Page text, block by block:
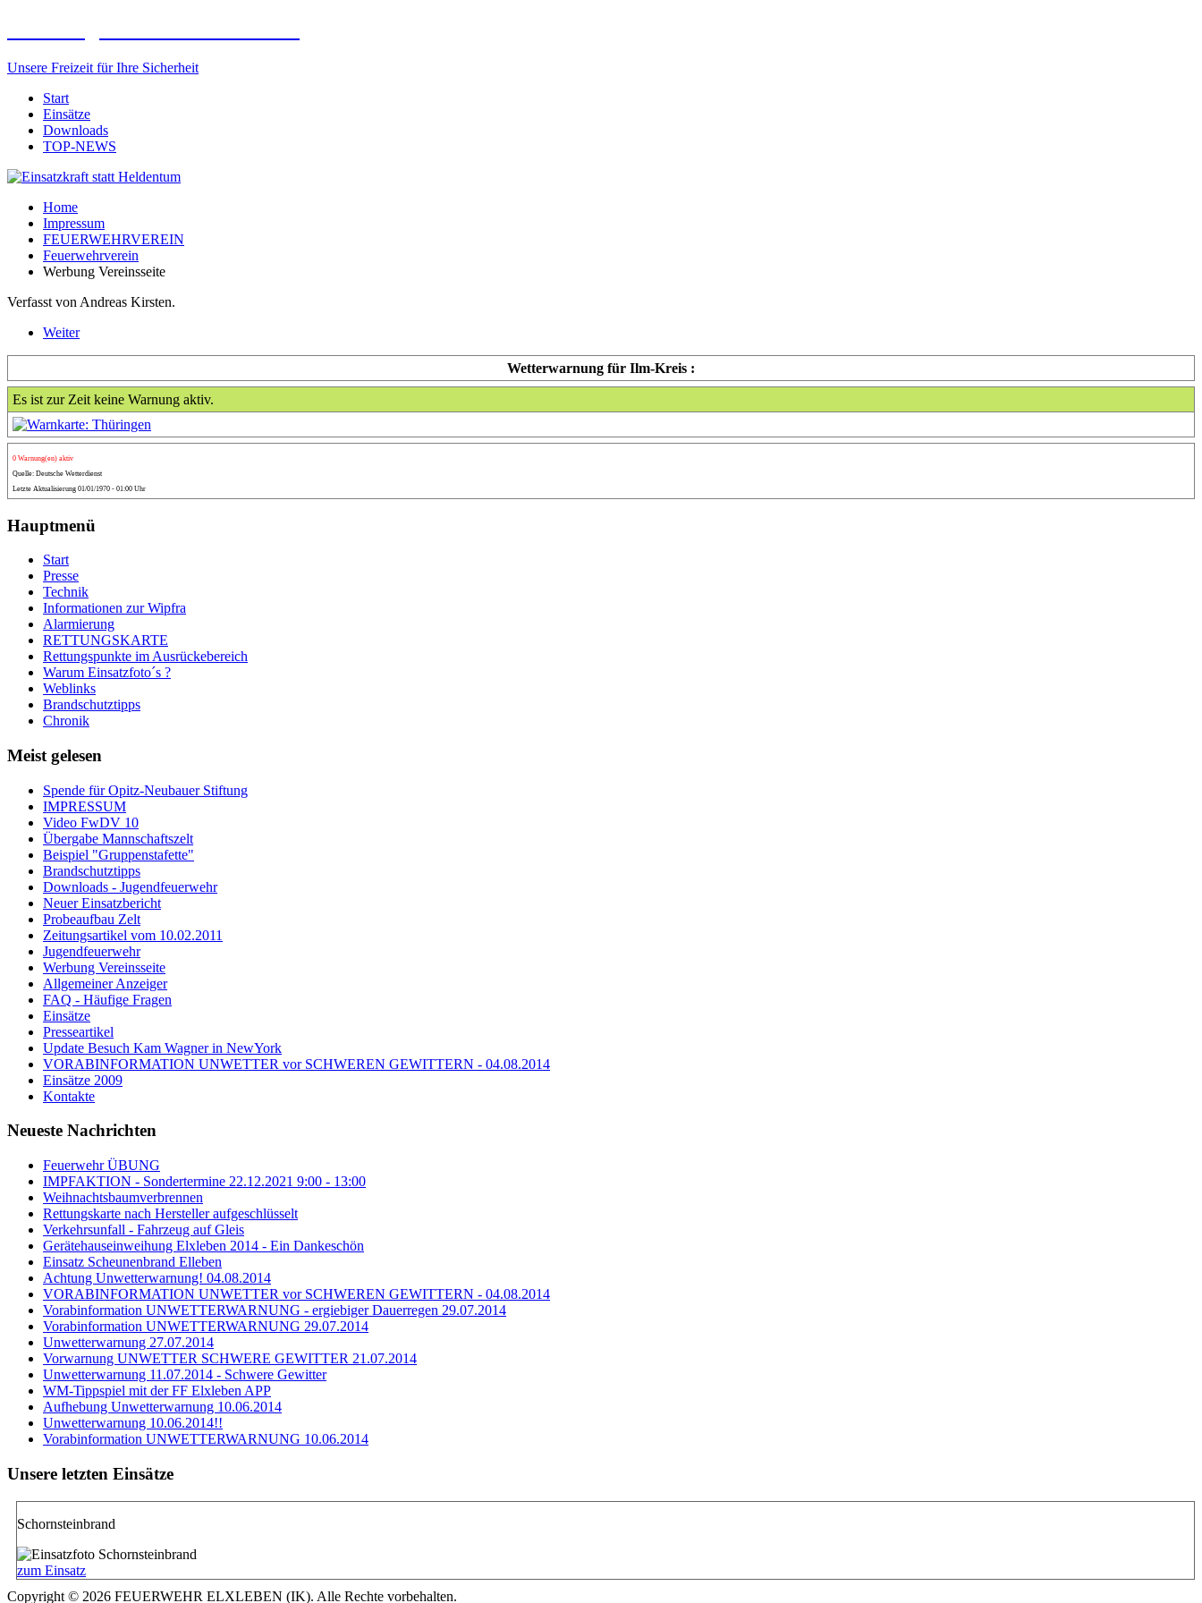
Unsere Freizeit für Ihre Sicherheit
Start
Einsätze
Downloads
TOP-NEWS
Home
Impressum
FEUERWEHRVEREIN
Feuerwehrverein
Werbung Vereinsseite
Verfasst von Andreas Kirsten.
Weiter
Wetterwarnung für Ilm-Kreis :
Es ist zur Zeit keine Warnung aktiv.
0 Warnung(en) aktiv
Quelle: Deutsche Wetterdienst
Letzte Aktualisierung 01/01/1970 - 01:00 Uhr
Hauptmenü
Start
Presse
Technik
Informationen zur Wipfra
Alarmierung
RETTUNGSKARTE
Rettungspunkte im Ausrückebereich
Warum Einsatzfoto´s ?
Weblinks
Brandschutztipps
Chronik
Meist gelesen
Spende für Opitz-Neubauer Stiftung
IMPRESSUM
Video FwDV 10
Übergabe Mannschaftszelt
Beispiel "Gruppenstafette"
Brandschutztipps
Downloads - Jugendfeuerwehr
Neuer Einsatzbericht
Probeaufbau Zelt
Zeitungsartikel vom 10.02.2011
Jugendfeuerwehr
Werbung Vereinsseite
Allgemeiner Anzeiger
FAQ - Häufige Fragen
Einsätze
Presseartikel
Update Besuch Kam Wagner in NewYork
VORABINFORMATION UNWETTER vor SCHWEREN GEWITTERN - 04.08.2014
Einsätze 2009
Kontakte
Neueste Nachrichten
Feuerwehr ÜBUNG
IMPFAKTION - Sondertermine 22.12.2021 9:00 - 13:00
Weihnachtsbaumverbrennen
Rettungskarte nach Hersteller aufgeschlüsselt
Verkehrsunfall - Fahrzeug auf Gleis
Gerätehauseinweihung Elxleben 2014 - Ein Dankeschön
Einsatz Scheunenbrand Elleben
Achtung Unwetterwarnung! 04.08.2014
VORABINFORMATION UNWETTER vor SCHWEREN GEWITTERN - 04.08.2014
Vorabinformation UNWETTERWARNUNG - ergiebiger Dauerregen 29.07.2014
Vorabinformation UNWETTERWARNUNG 29.07.2014
Unwetterwarnung 27.07.2014
Vorwarnung UNWETTER SCHWERE GEWITTER 21.07.2014
Unwetterwarnung 11.07.2014 - Schwere Gewitter
WM-Tippspiel mit der FF Elxleben APP
Aufhebung Unwetterwarnung 10.06.2014
Unwetterwarnung 10.06.2014!!
Vorabinformation UNWETTERWARNUNG 10.06.2014
Unsere letzten Einsätze
Schornsteinbrand
zum Einsatz
Copyright © 2026 FEUERWEHR ELXLEBEN (IK). Alle Rechte vorbehalten.